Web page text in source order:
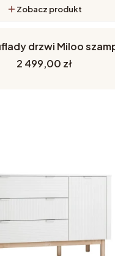
Zobacz produkt
drzwi Miloo
Cena
2 499,00 zł